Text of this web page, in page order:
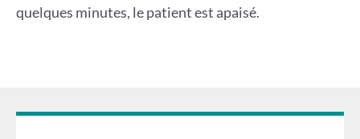
quelques minutes, le patient est apaisé.